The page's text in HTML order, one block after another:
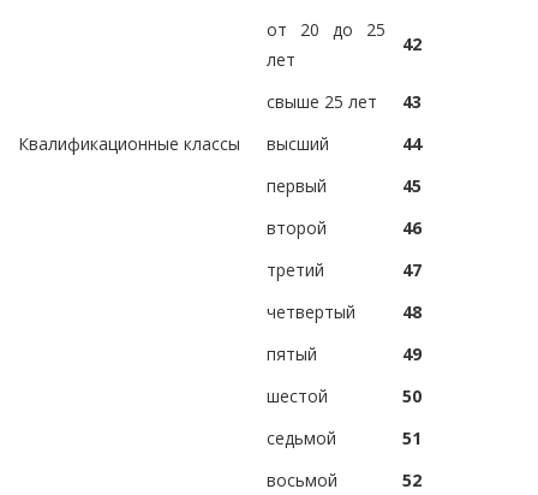
от 20 до 25
лет
42
свыше 25 лет
43
Квалификационные классы
высший
44
первый
45
второй
46
третий
47
четвертый
48
пятый
49
шестой
50
седьмой
51
восьмой
52